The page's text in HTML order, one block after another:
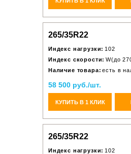
265/35R22
Индекс нагрузки: 102
Индекс скорости: W(до
Наличие товара: есть в
58 500 руб./шт.
КУПИТЬ В 1 КЛИК
265/35R22
Индекс нагрузки: 102